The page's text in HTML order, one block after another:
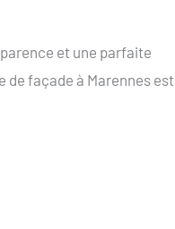
et une parfaite
de façade à Marennes est